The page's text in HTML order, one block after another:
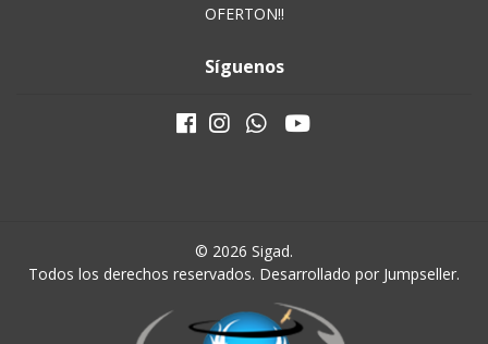
OFERTON!!
Síguenos
© 2026 Sigad.
Todos los derechos reservados. Desarrollado por Jumpseller.